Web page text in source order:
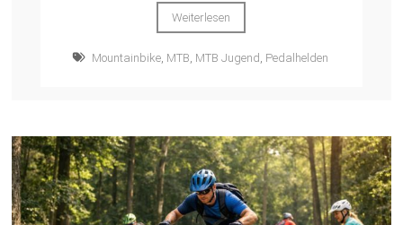
Weiterlesen
Mountainbike, MTB, MTB Jugend , Pedalhelden